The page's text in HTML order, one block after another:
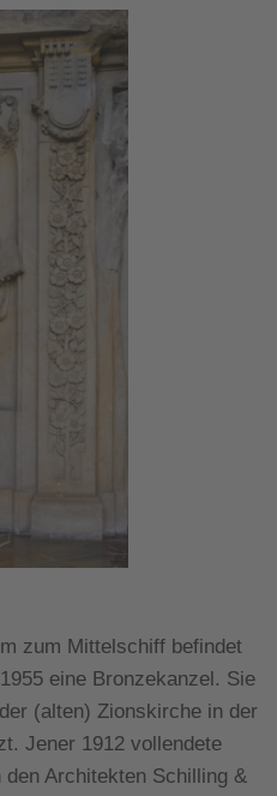
zum Mittelschiff befindet
eine Bronzekanzel. Sie
(alten) Zionskirche in der
Jener 1912 vollendete
Architekten Schilling &